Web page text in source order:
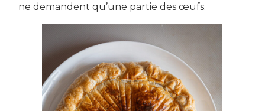
ne demandent qu’une partie des œufs.